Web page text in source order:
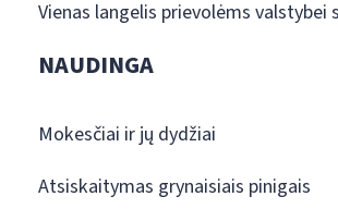
Vienas langelis prievolėms valstybei
NAUDINGA
Mokesčiai ir jų dydžiai
Atsiskaitymas grynaisiais pinigais